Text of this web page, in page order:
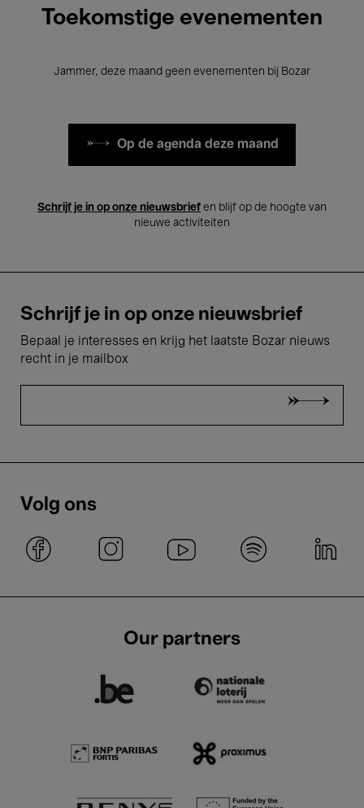
Toekomstige evenementen
Jammer, deze maand geen evenementen bij Bozar
Op de agenda deze maand
Schrijf je in op onze nieuwsbrief en blijf op de hoogte van
nieuwe activiteiten
Schrijf je in op onze nieuwsbrief
Bepaal je interesses en krijg het laatste Bozar nieuws
recht in je mailbox
Volg ons
Our partners